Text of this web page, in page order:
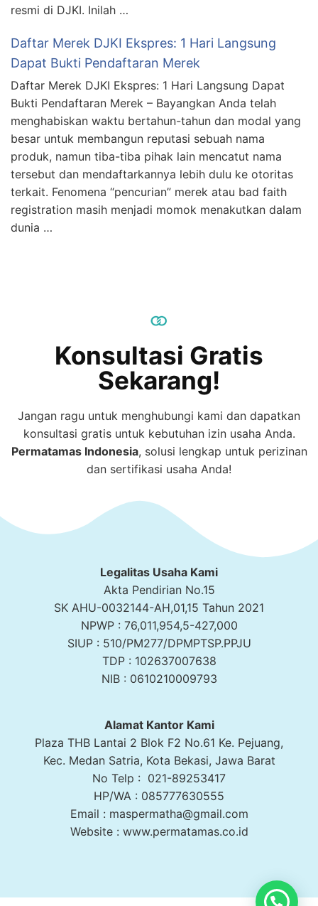
resmi di DJKI. Inilah …
Daftar Merek DJKI Ekspres: 1 Hari Langsung
Dapat Bukti Pendaftaran Merek
Daftar Merek DJKI Ekspres: 1 Hari Langsung Dapat
Bukti Pendaftaran Merek – Bayangkan Anda telah
menghabiskan waktu bertahun-tahun dan modal yang
besar untuk membangun reputasi sebuah nama
produk, namun tiba-tiba pihak lain mencatut nama
tersebut dan mendaftarkannya lebih dulu ke otoritas
terkait. Fenomena “pencurian” merek atau bad faith
registration masih menjadi momok menakutkan dalam
dunia …
Konsultasi Gratis
Sekarang!
Jangan ragu untuk menghubungi kami dan dapatkan
konsultasi gratis untuk kebutuhan izin usaha Anda.
PermatamasIndonesia, solusi lengkap untuk perizinan
dan sertifikasi usaha Anda!
Legalitas Usaha Kami
Akta Pendirian No.15
SK AHU-0032144-AH,01,15 Tahun 2021
NPWP : 76,011,954,5-427,000
SIUP : 510/PM277/DPMPTSP.PPJU
TDP : 102637007638
NIB : 0610210009793
Alamat Kantor Kami
Plaza THB Lantai 2 Blok F2 No.61 Ke. Pejuang,
Kec. Medan Satria, Kota Bekasi, Jawa Barat
No Telp : 021-89253417
HP/WA : 085777630555
Email : maspermatha@gmail.com
Website : www.permatamas.co.id